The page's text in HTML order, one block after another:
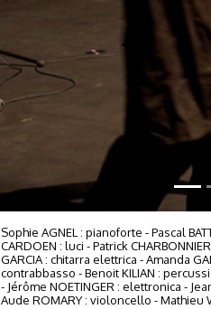
Sophie AGNEL : pianoforte - Pascal
CARDOEN : luci - Patrick
GARCIA : chitarra elettrica - Amanda
contrabbasso - Benoit KILIAN :
- Jérôme NOETINGER : elettronica -
Aude ROMARY : violoncello - Mathieu